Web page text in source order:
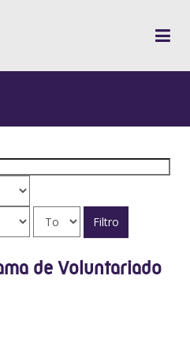
Filtro
de Voluntariado